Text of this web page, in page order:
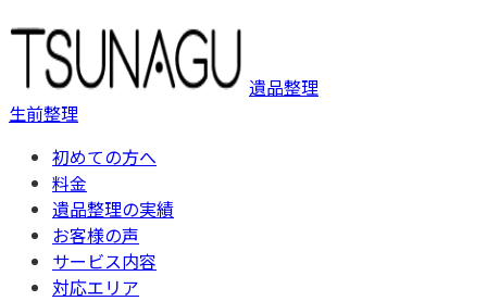
遺品整理
生前整理
初めての方へ
料金
遺品整理の実績
お客様の声
サービス内容
対応エリア